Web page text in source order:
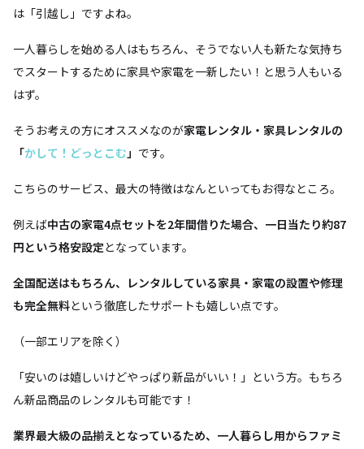
は「引越し」ですよね。
一人暮らしを始める人はもちろん、そうでない人も新たな気持ち
でスタートするために家具や家電を一新したい！と思う人もいる
はず。
そうお考えの方にオススメなのが家電レンタル・家具レンタルの
「かして！どっとこむ」 です。
こちらのサービス、最大の特徴はなんといってもお得なところ。
例えば中古の家電4点セットを2年間借りた場合、一日当たり約87
円という格安設定となっています。
全国配送はもちろん、レンタルしている家具・家電の設置や修理
も完全無料という徹底したサポートも嬉しい点です。
（一部エリアを除く）
「安いのは嬉しいけどやっぱり新品がいい！」という方。もちろ
ん新品商品のレンタルも可能です！
業界最大級の品揃えとなっているため、一人暮らし用からファミ